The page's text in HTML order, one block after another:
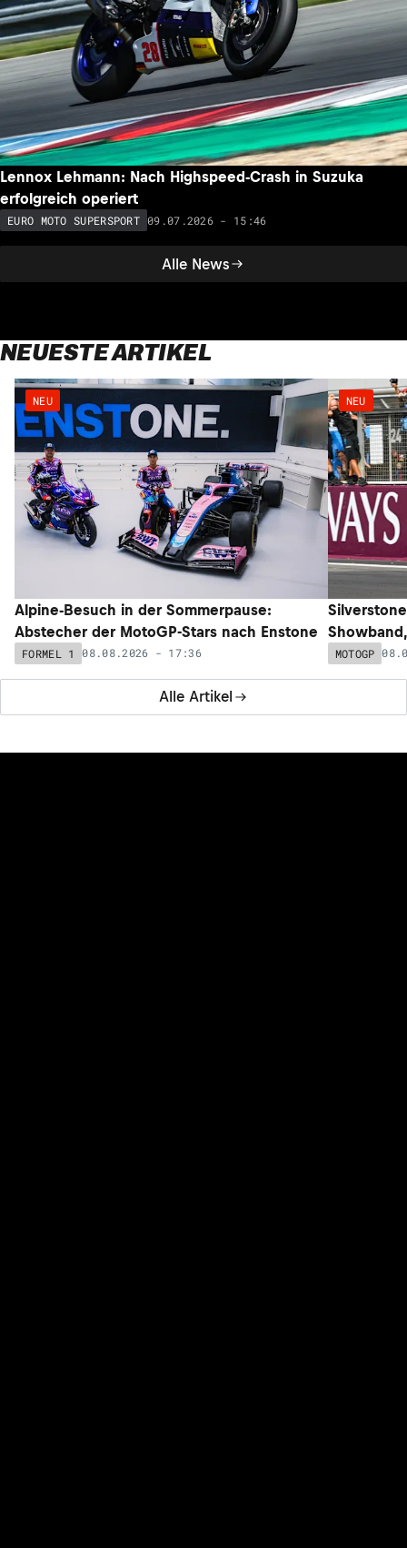
Alle News
Lennox Lehmann: Nach Highspeed-Crash in Suzuka
erfolgreich operiert
EURO MOTO SUPERSPORT 09.07.2026 - 15:46
NEUESTE ARTIKEL
Alle Artikel
NEU
Alpine-Besuch in der Sommerpause:
Abstecher der MotoGP-Stars nach Enstone
FORMEL 1 08.08.2026 - 17:36
NEU
MOTOGP